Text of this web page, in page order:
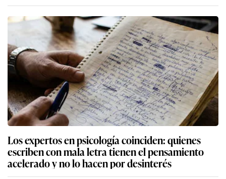
Los expertos en psicología coinciden: quienes
escriben con mala letra tienen el pensamiento
acelerado y no lo hacen por desinterés